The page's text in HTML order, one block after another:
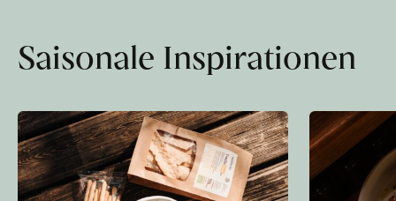
Saisonale Inspirationen